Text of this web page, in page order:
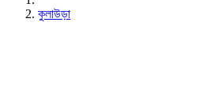
কুলাউড়া